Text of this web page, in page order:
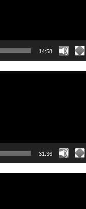
14:58
31:36